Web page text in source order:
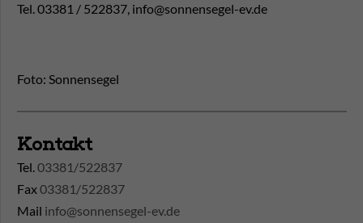
Tel. 03381 / 522837, info@sonnensegel-ev.de
Foto: Sonnensegel
Kontakt
Tel.03381/522837
Fax03381/522837
Mail info@sonnensegel-ev.de